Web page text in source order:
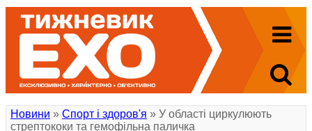
Новини » Спорт і здоров'я » У області циркулюють
стрептококи та гемофільна паличка